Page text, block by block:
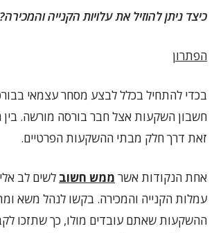
כיצד ניתן להוזיל את עלויות הקנייה והמכירה?
הפתרון
בכדי להתחיל בכלל לבצע מסחר עצמאי
חשבון השקעות אצל חבר בורסה מורשה. בין
זאת דרך חלק מבתי ההשקעות הפרטיים.
אחת הנקודות אשר ממש חשוב לשים לב
עמלות הקנייה והמכירה. בקשו לנהל משא
ההשקעות שאתם עובדים מולו, כך שתזכו